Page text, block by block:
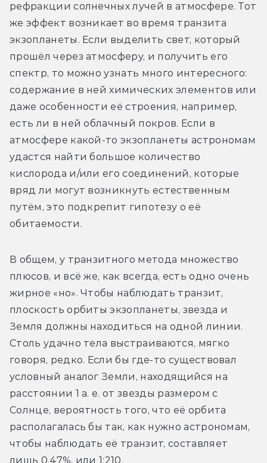
рефракции солнечных лучей в атмосфере. Тот
же эффект возникает во время транзита
экзопланеты. Если выделить свет, который
прошёл через атмосферу, и получить его
спектр, то можно узнать много интересного:
содержание в ней химических элементов или
даже особенности её строения, например,
есть ли в ней облачный покров. Если в
атмосфере какой-то экзопланеты астрономам
удастся найти большое количество
кислорода и/или его соединений, которые
вряд ли могут возникнуть естественным
путём, это подкрепит гипотезу о её
обитаемости.
В общем, у транзитного метода множество
плюсов, и всё же, как всегда, есть одно очень
жирное «но». Чтобы наблюдать транзит,
плоскость орбиты экзопланеты, звезда и
Земля должны находиться на одной линии.
Столь удачно тела выстраиваются, мягко
говоря, редко. Если бы где-то существовал
условный аналог Земли, находящийся на
расстоянии 1 а. е. от звезды размером с
Солнце, вероятность того, что её орбита
располагалась бы так, как нужно астрономам,
чтобы наблюдать её транзит, составляет
лишь 0,47%, или 1:210.